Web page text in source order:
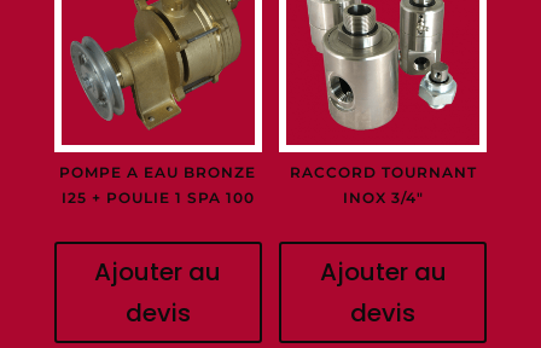
POMPE A EAU BRONZE
I25 + POULIE 1 SPA 100
Ajouter au
devis
RACCORD TOURNANT
INOX 3/4″
Ajouter au
devis